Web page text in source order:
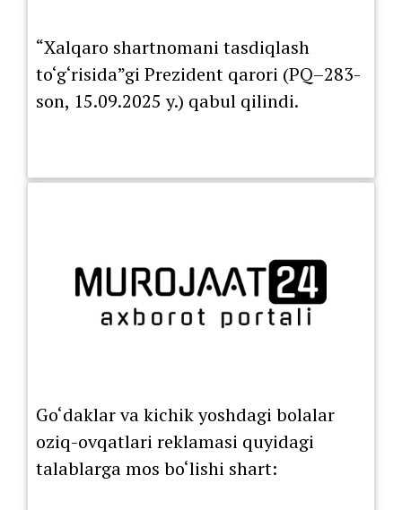
“Xalqaro shartnomani tasdiqlash
to‘g‘risida”gi Prezident qarori (PQ–283-
son, 15.09.2025 y.) qabul qilindi.
Go‘daklar va kichik yoshdagi bolalar
oziq-ovqatlari reklamasi quyidagi
talablarga mos bo‘lishi shart: